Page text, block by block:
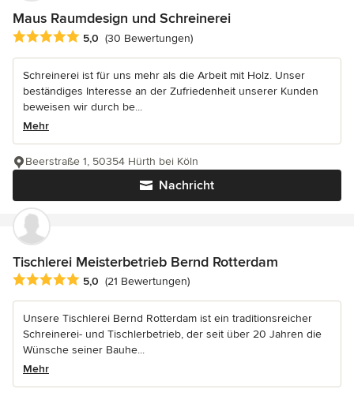
Maus Raumdesign und Schreinerei
Durchschnittliche Bewertung: 5 von 5 Sternen
5,0 (30 Bewertungen)
Schreinerei ist für uns mehr als die Arbeit mit Holz. Unser
beständiges Interesse an der Zufriedenheit unserer Kunden
beweisen wir durch be...
Mehr
Nachricht
Beerstraße 1, 50354 Hürth bei Köln
Tischlerei Meisterbetrieb Bernd Rotterdam
Durchschnittliche Bewertung: 5 von 5 Sternen
5,0 (21 Bewertungen)
Unsere Tischlerei Bernd Rotterdam ist ein traditionsreicher
Schreinerei- und Tischlerbetrieb, der seit über 20 Jahren die
Wünsche seiner Bauhe...
Mehr